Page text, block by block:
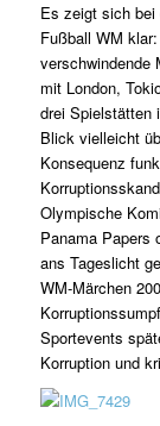
Es zeigt sich bei
Fußball WM
verschwindende
mit London,
drei Spielstätten
Blick vielleicht
Konsequenz
Olympische
Panama Papers
ans Tageslicht
WM-Märchen
Sportevents
Korruption und